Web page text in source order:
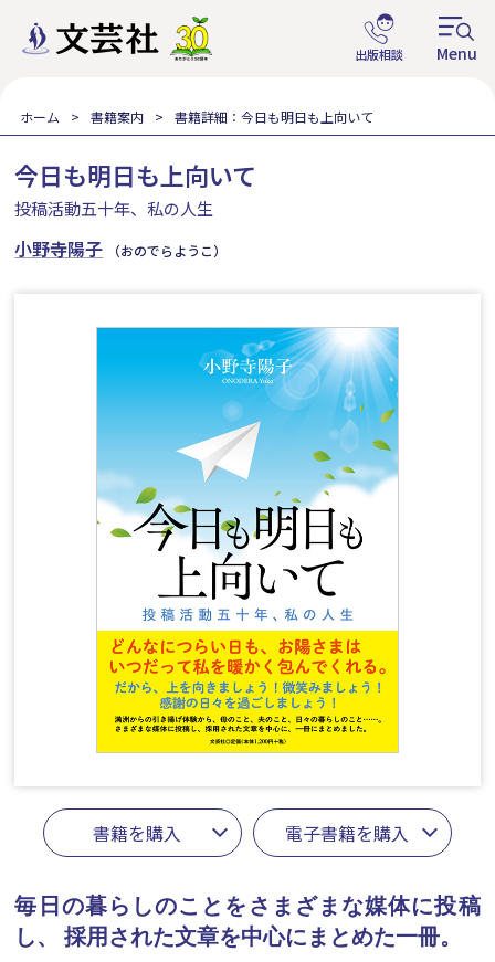
ホーム 書籍案内 書籍詳細：今日も明日も上向いて
今日も明日も上向いて
投稿活動五十年、私の人生
小野寺陽子 （おのでらようこ）
書籍を購入 電子書籍を購入
毎日の暮らしのことをさまざまな媒体に投稿
し、
採用された文章を中心にまとめた一冊。